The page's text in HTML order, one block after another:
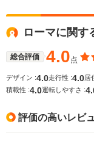
WLTCモード
燃費
ローマに関す
総合評価 4.0点
デザイン :4.0走行性 :4.0 居
積載性 :4.0運転しやすさ :
評価の高いレビ